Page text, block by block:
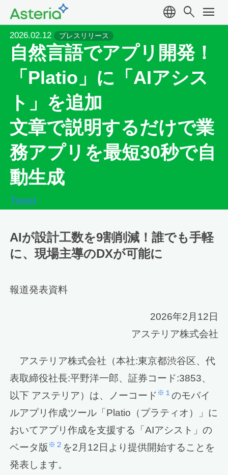
language search menu
2026.02.12 プレスリリース
自然言語でアプリ開発！
「Platio」に「AIアシス
ト」を追加
文章で説明するだけで業
務アプリを最短30秒で自
動生成
Tweet
AIが設計工数を9割削減！誰でも手軽
に、現場主導のDXが可能に
報道発表資料
2026年2月12日
アステリア株式会社
アステリア株式会社（本社:東京都渋谷区、代
表取締役社長:平野洋一郎、証券コード:3853、
以下 アステリア）は、ノーコード ※１ のモバイ
ルアプリ作成ツール「Platio（プラティオ）」に
おいてアプリ作成を支援する「AIアシスト」の
ベータ版 ※２ を2月12日より提供開始することを
発表します。